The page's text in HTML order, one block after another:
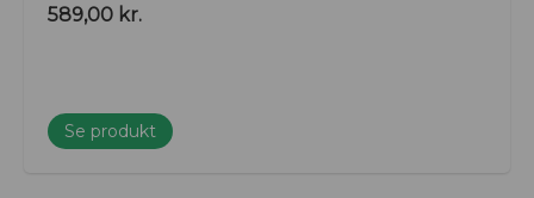
589,00 kr.
Se produkt